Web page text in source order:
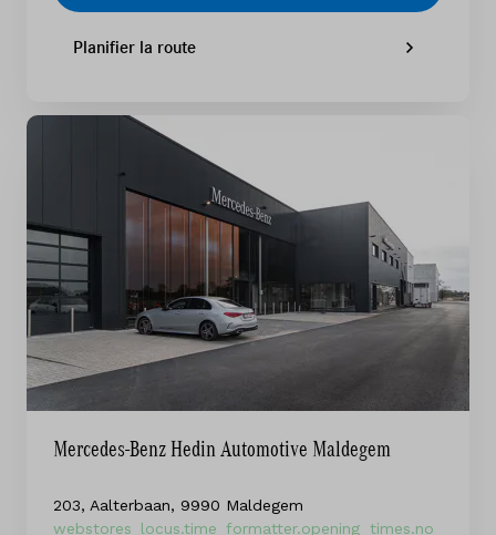
Planifier la route
Mercedes-Benz Hedin Automotive Maldegem
203, Aalterbaan, 9990 Maldegem
webstores_locus.time_formatter.opening_times.no